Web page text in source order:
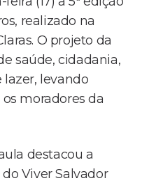
realizado na
O projeto da
saúde, cidadania,
lazer, levando
moradores da
destacou a
Viver Salvador